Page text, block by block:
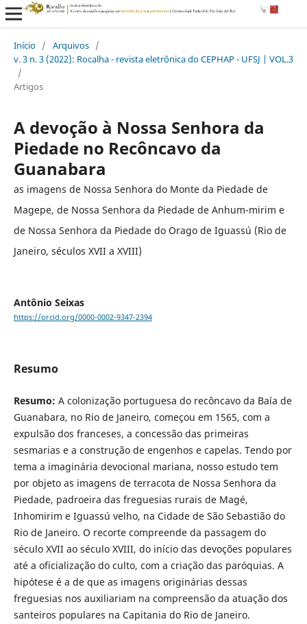
Início / Arquivos /
v. 3 n. 3 (2022): Rocalha - revista eletrônica do CEPHAP - UFSJ | VOL.3
/
Artigos
A devoção à Nossa Senhora da
Piedade no Recôncavo da
Guanabara
as imagens de Nossa Senhora do Monte da Piedade de
Magepe, de Nossa Senhora da Piedade de Anhum-mirim e
de Nossa Senhora da Piedade do Orago de Iguassú (Rio de
Janeiro, séculos XVII a XVIII)
Antônio Seixas
https://orcid.org/0000-0002-9347-2394
Resumo
Resumo: A colonização portuguesa do recôncavo da Baía de
Guanabara, no Rio de Janeiro, começou em 1565, com a
expulsão dos franceses, a concessão das primeiras
sesmarias e a construção de engenhos e capelas. Tendo por
tema a imaginária devocional mariana, nosso estudo tem
por objeto as imagens de terracota de Nossa Senhora da
Piedade, padroeira das freguesias rurais de Magé,
Inhomirim e Iguassú velho, na Cidade de São Sebastião do
Rio de Janeiro. O recorte compreende da passagem do
século XVII ao século XVIII, do início das devoções populares
até a oficialização do culto, com a criação das paróquias. A
hipótese é a de que as imagens originárias dessas
freguesias nos auxiliariam na compreensão da atuação dos
santeiros populares na Capitania do Rio de Janeiro.